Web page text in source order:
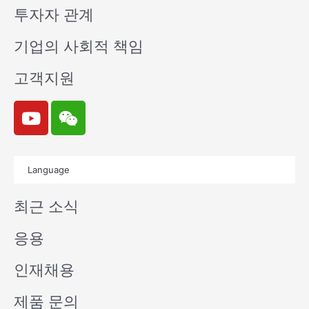
투자자 관계
기업의 사회적 책임
고객지원
Y
o
u
e
W
e
i
n
Language
최근 소식
응용
인재채용
제품 문의